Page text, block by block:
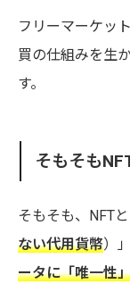
フリーマーケッ
買の仕組みを生
す。
そもそも
そもそも、NFT
ない代用貨幣）
ータに「唯一性